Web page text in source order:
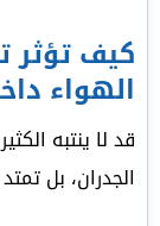
كيف تؤثر
الهواء
قد لا ينتبه
الجدران، بل